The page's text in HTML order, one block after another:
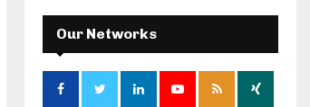
Our Networks